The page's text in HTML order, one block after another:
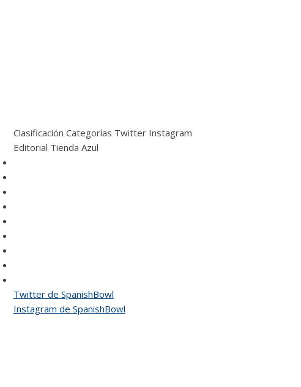
Clasificación Categorías Twitter Instagram
Editorial Tienda Azul
Twitter de SpanishBowl
Instagram de SpanishBowl